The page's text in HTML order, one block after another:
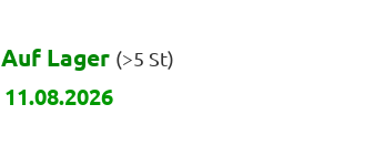
Auf Lager (>5 St)
11.08.2026